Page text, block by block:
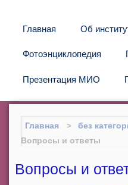
Главная Об
Фотоэнциклопедия
Презентация МИО
Главная без
Вопросы и ответы
Вопросы и